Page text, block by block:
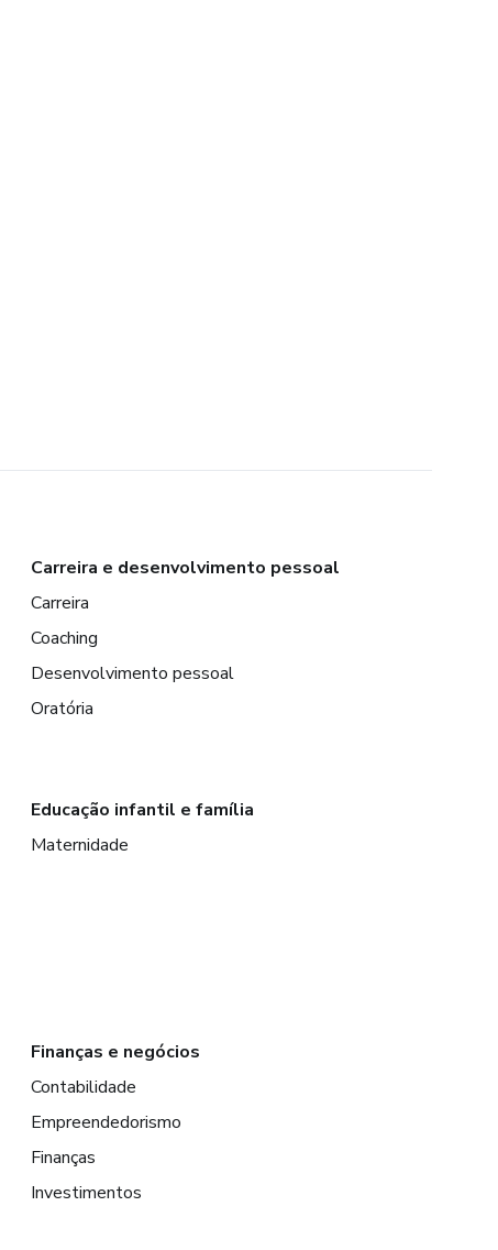
Carreira e desenvolvimento pessoal
Carreira
Coaching
Desenvolvimento pessoal
Oratória
Educação infantil e família
Maternidade
Finanças e negócios
Contabilidade
Empreendedorismo
Finanças
Investimentos